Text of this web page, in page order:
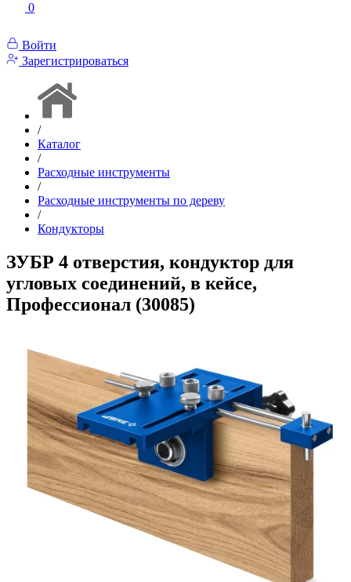
0
Войти
Зарегистрироваться
/
Каталог
/
Расходные инструменты
/
Расходные инструменты по дереву
/
Кондукторы
ЗУБР 4 отверстия, кондуктор для
угловых соединений, в кейсе,
Профессионал (30085)